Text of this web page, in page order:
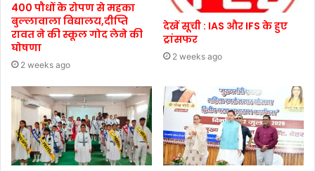
400 पौधों के रोपण से महका
बुल्लावाला विद्यालय,दीप्ति
रावत ने की स्कूल गोद लेने की
घोषणा
2 weeks ago
देखें सूची : IAS और IFS के हुए
ट्रांसफर
2 weeks ago